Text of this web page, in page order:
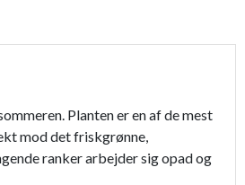
Planten er en af de mest
mod det friskgrønne,
ranker arbejder sig opad og